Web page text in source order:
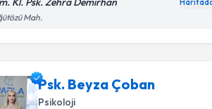
Mah.
Psk. Beyza Çoban
Psikoloji